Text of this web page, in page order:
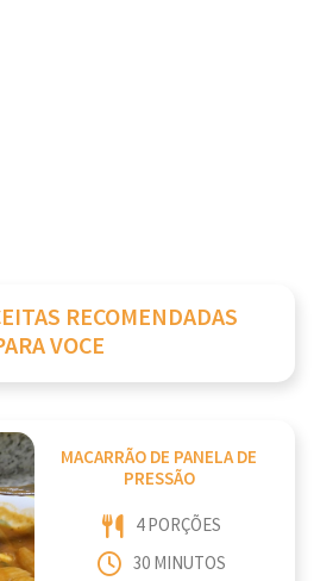
RECOMENDADAS
VOCE
MACARRÃO DE PANELA DE
PRESSÃO
4 PORÇÕES
30 MINUTOS